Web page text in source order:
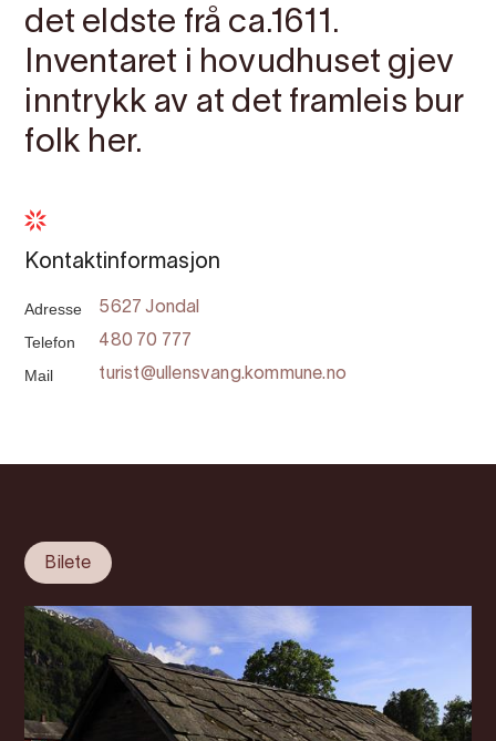
det eldste frå ca.1611.
Inventaret i hovudhuset gjev
inntrykk av at det framleis bur
folk her.
Kontaktinformasjon
Adresse 5627 Jondal
Telefon 480 70 777
Mail turist@ullensvang.kommune.no
Bilete